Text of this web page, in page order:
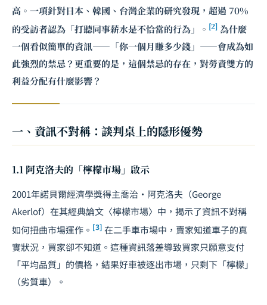
高。一項針對日本、韓國、台灣企業的研究發現，超過 70%
的受訪者認為「打聽同事薪水是不恰當的行為」。 [2] 為什麼
一個看似簡單的資訊——「你一個月賺多少錢」——會成為如
此強烈的禁忌？更重要的是，這個禁忌的存在，對勞資雙方的
利益分配有什麼影響？
一、資訊不對稱：談判桌上的隱形優勢
1.1 阿克洛夫的「檸檬市場」啟示
2001年諾貝爾經濟學獎得主喬治・阿克洛夫（George
Akerlof）在其經典論文〈檸檬市場〉中，揭示了資訊不對稱
如何扭曲市場運作。 [3] 在二手車市場中，賣家知道車子的真
實狀況，買家卻不知道。這種資訊落差導致買家只願意支付
「平均品質」的價格，結果好車被逐出市場，只剩下「檸檬」
（劣質車）。